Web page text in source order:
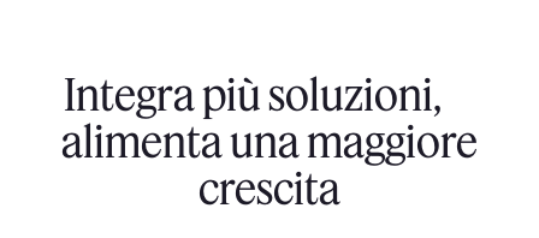
Integra più soluzioni,
alimenta una maggiore
crescita